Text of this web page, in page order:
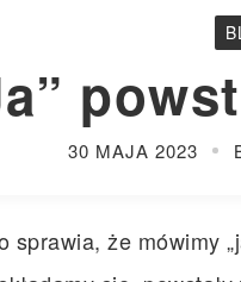
30 MAJA 2023
sprawia, że mówimy